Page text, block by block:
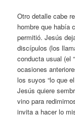
Otro detalle cabe
hombre que había
permitió. Jesús
discípulos (los
conducta usual (el
ocasiones
los suyos “lo que
Jesús quiere
vino para
invita a hacer lo